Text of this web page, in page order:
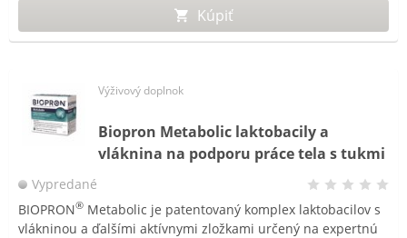
Kúpiť
Výživový doplnok
Biopron Metabolic laktobacily a
vláknina na podporu práce tela s tukmi
Vypredané
BIOPRON® Metabolic je patentovaný komplex laktobacilov s
vlákninou a ďalšími aktívnymi zložkami určený na expertnú